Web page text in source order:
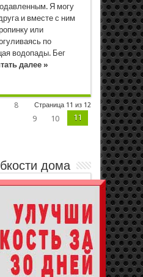
Я могу
и вместе с ним
или
по
водопады. Бег
далее »
Страница 11 из 12
8
9
10
11
дома